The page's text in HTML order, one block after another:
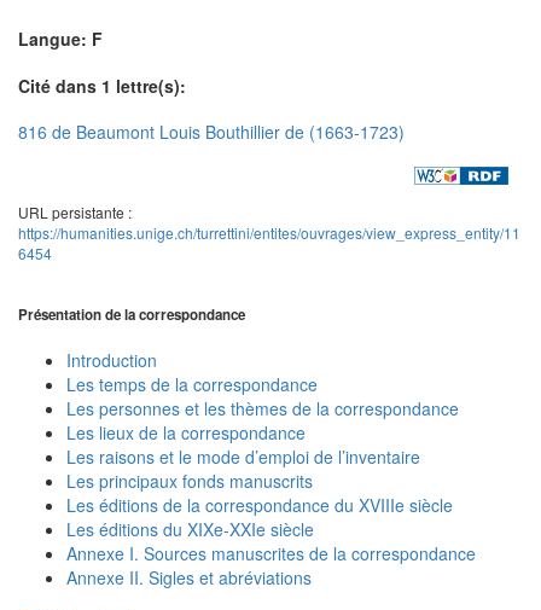
Langue: F
Cité dans 1 lettre(s):
816 de Beaumont Louis Bouthillier de (1663-1723)
URL persistante :
https://humanities.unige.ch/turrettini/entites/ouvrages/view_express_entity/11
6454
Présentation de la correspondance
Introduction
Les temps de la correspondance
Les personnes et les thèmes de la correspondance
Les lieux de la correspondance
Les raisons et le mode d’emploi de l’inventaire
Les principaux fonds manuscrits
Les éditions de la correspondance du XVIIIe siècle
Les éditions du XIXe-XXIe siècle
Annexe I. Sources manuscrites de la correspondance
Annexe II. Sigles et abréviations